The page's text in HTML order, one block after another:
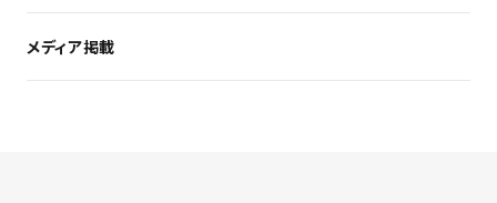
メディア掲載